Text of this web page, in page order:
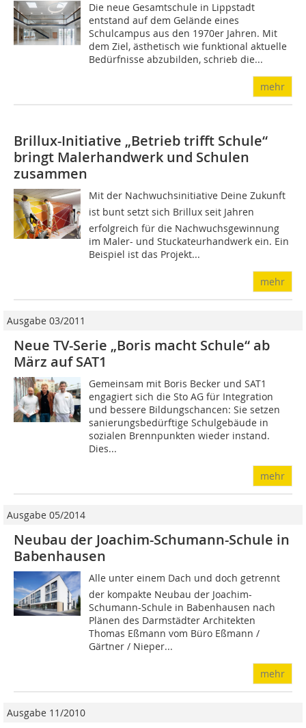
Die neue Gesamtschule in Lippstadt
entstand auf dem Gelände eines
Schulcampus aus den 1970er Jahren. Mit
dem Ziel, ästhetisch wie funktional aktuelle
Bedürfnisse abzubilden, schrieb die...
mehr
Brillux-Initiative „Betrieb trifft Schule“
bringt Malerhandwerk und Schulen
zusammen
Mit der Nachwuchsinitiative Deine Zukunft
ist bunt setzt sich Brillux seit Jahren
erfolgreich für die Nachwuchsgewinnung
im Maler- und Stuckateurhandwerk ein. Ein
Beispiel ist das Projekt...
mehr
Ausgabe 03/2011
Neue TV-Serie „Boris macht Schule“ ab
März auf SAT1
Gemeinsam mit Boris Becker und SAT1
engagiert sich die Sto AG für Integration
und bessere Bildungschancen: Sie setzen
sanierungsbedürftige Schulgebäude in
sozialen Brennpunkten wieder instand.
Dies...
mehr
Ausgabe 05/2014
Neubau der Joachim-Schumann-Schule in
Babenhausen
Alle unter einem Dach und doch getrennt 
der kompakte Neubau der Joachim-
Schumann-Schule in Babenhausen nach
Plänen des Darmstädter Architekten
Thomas Eßmann vom Büro Eßmann /
Gärtner / Nieper...
mehr
Ausgabe 11/2010